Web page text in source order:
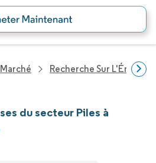
Recherche Sur
du secteur Piles à